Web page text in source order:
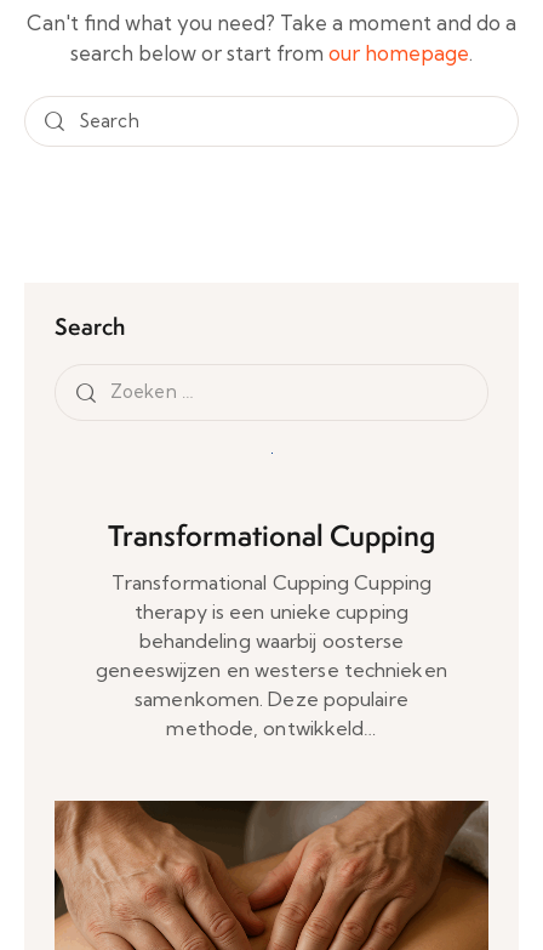
Can't find what you need? Take a moment and do a
search below or start from our homepage.
Search
Transformational Cupping
Transformational Cupping Cupping
therapy is een unieke cupping
behandeling waarbij oosterse
geneeswijzen en westerse technieken
samenkomen. Deze populaire
methode, ontwikkeld…